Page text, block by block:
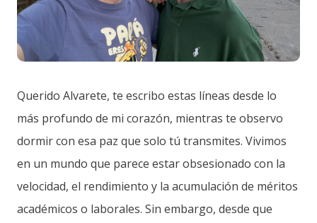
Querido Alvarete, te escribo estas líneas desde lo
más profundo de mi corazón, mientras te observo
dormir con esa paz que solo tú transmites. Vivimos
en un mundo que parece estar obsesionado con la
velocidad, el rendimiento y la acumulación de méritos
académicos o laborales. Sin embargo, desde que